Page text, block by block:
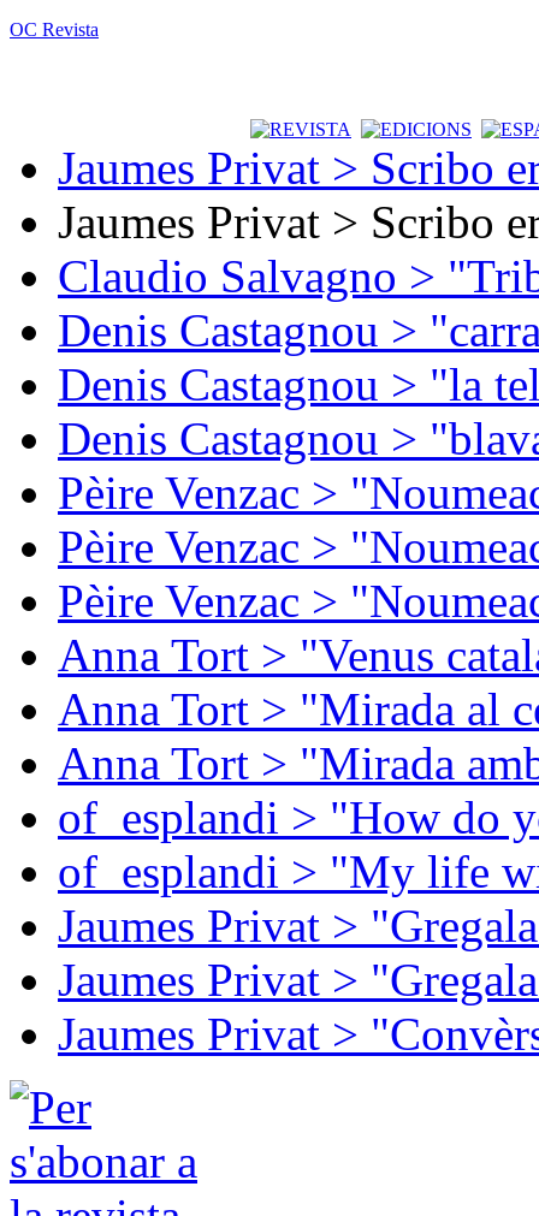
OC Revista
Jaumes Privat > Scribo
Jaumes Privat > Scribo
Claudio Salvagno >
Denis Castagnou >
Denis Castagnou > "la
Denis Castagnou >
Pèire Venzac >
Pèire Venzac >
Pèire Venzac >
Anna Tort > "Venus
Anna Tort > "Mirada al
Anna Tort > "Mirada
of_esplandi > "How do
of_esplandi > "My life
Jaumes Privat >
Jaumes Privat >
Jaumes Privat >